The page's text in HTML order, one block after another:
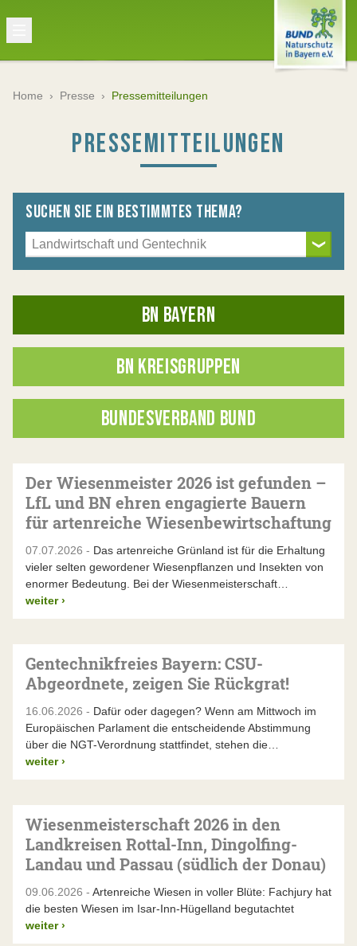
Home › Presse › Pressemitteilungen
PRESSEMITTEILUNGEN
SUCHEN SIE EIN BESTIMMTES THEMA?
BN BAYERN
BN KREISGRUPPEN
BUNDESVERBAND BUND
Der Wiesenmeister 2026 ist gefunden –
LfL und BN ehren engagierte Bauern
für artenreiche Wiesenbewirtschaftung
07.07.2026 - Das artenreiche Grünland ist für die Erhaltung
vieler selten gewordener Wiesenpflanzen und Insekten von
enormer Bedeutung. Bei der Wiesenmeisterschaft…
weiter ›
Gentechnikfreies Bayern: CSU-
Abgeordnete, zeigen Sie Rückgrat!
16.06.2026 - Dafür oder dagegen? Wenn am Mittwoch im
Europäischen Parlament die entscheidende Abstimmung
über die NGT-Verordnung stattfindet, stehen die…
weiter ›
Wiesenmeisterschaft 2026 in den
Landkreisen Rottal-Inn, Dingolfing-
Landau und Passau (südlich der Donau)
09.06.2026 - Artenreiche Wiesen in voller Blüte: Fachjury hat
die besten Wiesen im Isar-Inn-Hügelland begutachtet
weiter ›